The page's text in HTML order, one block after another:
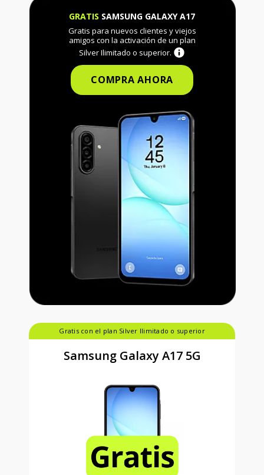
GRATIS SAMSUNG GALAXY A17
Gratis para nuevos clientes y viejos
amigos con la activación de un plan
Silver Ilimitado o superior.
COMPRA AHORA
Gratis con el plan Silver Ilimitado o superior
Samsung Galaxy A17 5G